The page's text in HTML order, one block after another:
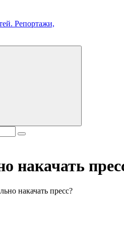
и почему. Новости политики,
накачать
накачать пресс?